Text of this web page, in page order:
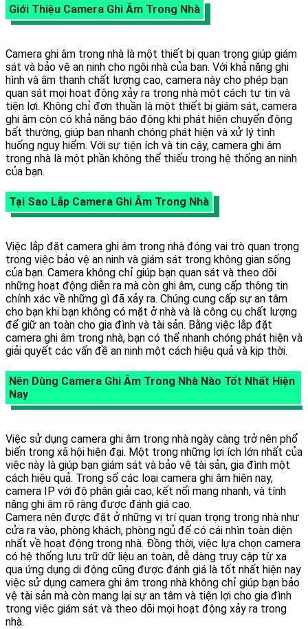
Giới Thiệu Camera Ghi Âm Trong Nhà
Camera ghi âm trong nhà là một thiết bị quan trọng giúp giám
sát và bảo vệ an ninh cho ngôi nhà của bạn. Với khả năng ghi
hình và âm thanh chất lượng cao, camera này cho phép bạn
quan sát mọi hoạt động xảy ra trong nhà một cách tự tin và
tiện lợi. Không chỉ đơn thuần là một thiết bị giám sát, camera
ghi âm còn có khả năng báo động khi phát hiện chuyển động
bất thường, giúp bạn nhanh chóng phát hiện và xử lý tình
huống nguy hiểm. Với sự tiện ích và tin cậy, camera ghi âm
trong nhà là một phần không thể thiếu trong hệ thống an ninh
của bạn.
Tại Sao Lắp Camera Ghi Âm Trong Nhà
Việc lắp đặt camera ghi âm trong nhà đóng vai trò quan trọng
trong việc bảo vệ an ninh và giám sát trong không gian sống
của bạn. Camera không chỉ giúp bạn quan sát và theo dõi
những hoạt động diễn ra mà còn ghi âm, cung cấp thông tin
chính xác về những gì đã xảy ra. Chúng cung cấp sự an tâm
cho bạn khi bạn không có mặt ở nhà và là công cụ chất lượng
để giữ an toàn cho gia đình và tài sản. Bằng việc lắp đặt
camera ghi âm trong nhà, bạn có thể nhanh chóng phát hiện và
giải quyết các vấn đề an ninh một cách hiệu quả và kịp thời.
Nên Dùng Camera Ghi Âm Trong Nhà Nào Tốt Nhất Hiện
Nay
Việc sử dụng camera ghi âm trong nhà ngày càng trở nên phổ
biến trong xã hội hiện đại. Một trong những lợi ích lớn nhất của
việc này là giúp bạn giám sát và bảo vệ tài sản, gia đình một
cách hiệu quả. Trong số các loại camera ghi âm hiện nay,
camera IP với độ phân giải cao, kết nối mạng nhanh, và tính
năng ghi âm rõ ràng được đánh giá cao.
Camera nên được đặt ở những vị trí quan trọng trong nhà như
cửa ra vào, phòng khách, phòng ngủ để có cái nhìn toàn diện
nhất về hoạt động trong nhà. Đồng thời, việc lựa chọn camera
có hệ thống lưu trữ dữ liệu an toàn, dễ dàng truy cập từ xa
qua ứng dụng di động cũng được đánh giá là tốt nhất hiện nay
việc sử dụng camera ghi âm trong nhà không chỉ giúp bạn bảo
vệ tài sản mà còn mang lại sự an tâm và tiện lợi cho gia đình
trong việc giám sát và theo dõi mọi hoạt động xảy ra trong
nhà.